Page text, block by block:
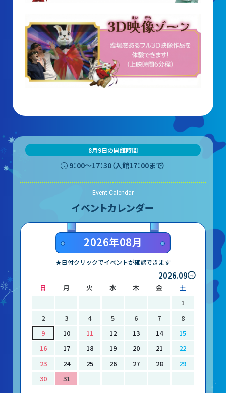
8月9日の開館時間
9：00〜17：30（入館17：00まで）
Event Calendar
イベントカレンダー
2026年08月
★日付クリックでイベントが確認できます
2026.09
日 月 火 水 木 金
土
1
2
3 4 5 6 7
8
9
10 11 12 13 14
15
16
17 18 19 20 21
22
23
24 25 26 27 28
29
30
31